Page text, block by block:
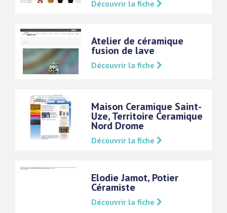
Découvrir la fiche
Atelier de céramique
fusion de lave
Découvrir la fiche
Maison Ceramique Saint-
Uze, Territoire Ceramique
Nord Drome
Découvrir la fiche
Elodie Jamot, Potier
Céramiste
Découvrir la fiche